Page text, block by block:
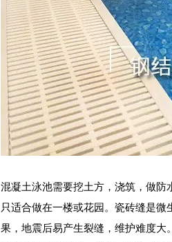
混凝土泳池需要挖土方，浇筑，做
只适合做在一楼或花园。瓷砖缝是
果，地震后易产生裂缝，维护难度